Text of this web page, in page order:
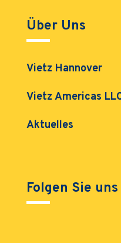
Über Uns
Vietz Hannover
Vietz Americas
Aktuelles
Folgen Sie uns